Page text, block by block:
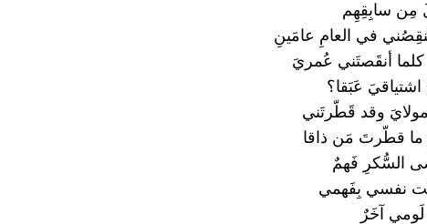
مِن سابِقِهِم
في العامِ عامَينِ
كلما أنقَصتَني عُمريَ
اشتياقيَ عَبَقا؟
وقد قَطّرتَني
ما قطّرتَ مَن ذاقا
السُّكرِ فَهمٌ
نفسي بِفَهمي
آخَرٌ